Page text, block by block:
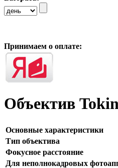
Принимаем о оплате:
Объектив
Основные характеристики
Тип объектива
Фокусное расстояние
Для неполнокадровых